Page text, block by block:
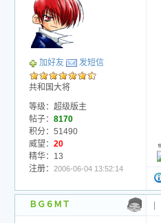
加好友 发短信
共和国大将
等级：超级版主
帖子： 8170
积分：51490
威望： 20
精华：13
注册：
2006-06-04 13:52:14
ＢＧ６ＭＴ